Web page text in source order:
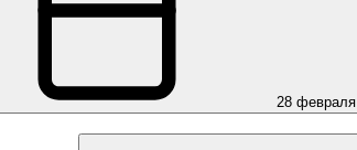
28 февраля